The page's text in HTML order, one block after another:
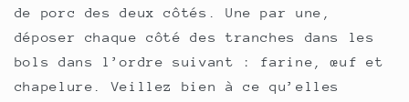
de porc des deux côtés. Une par une,
déposer chaque côté des tranches dans les
bols dans l’ordre suivant : farine, œuf et
chapelure. Veillez bien à ce qu’elles